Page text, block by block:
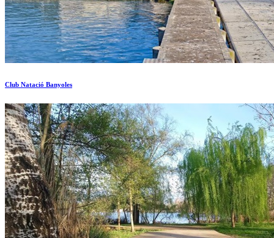
Club Natació Banyoles